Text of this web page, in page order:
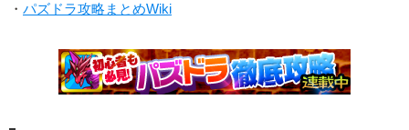
・ パズドラ攻略まとめWiki